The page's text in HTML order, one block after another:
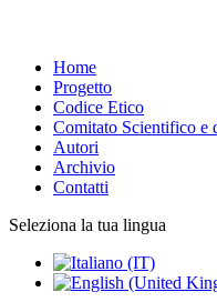
Home
Progetto
Codice Etico
Comitato Scientifico e
Autori
Archivio
Contatti
Seleziona la tua lingua